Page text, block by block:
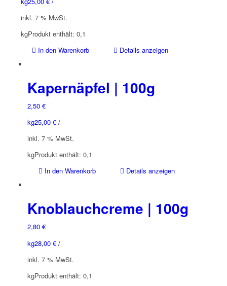
inkl. 7 % MwSt.
Produkt enthält: 0,1
kg
In den Warenkorb
Details anzeigen
Kapernäpfel | 100g
2,50 €
25,00 €/
kg
inkl. 7 % MwSt.
Produkt enthält: 0,1
kg
In den Warenkorb
Details anzeigen
Knoblauchcreme | 100g
2,80 €
28,00 €/
kg
inkl. 7 % MwSt.
Produkt enthält: 0,1
kg